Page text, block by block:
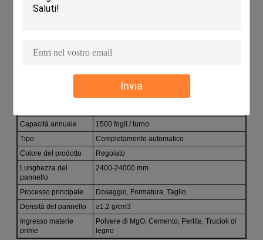
Invia
garantisce alta qualità
Parametri tecnici:
Capacità annuale
1500 fogli / turno
Tipo
Completamente automatico
Colore del prodotto
Regolato
Lunghezza del
pannello
2400-24000 mm
Processo principale
Dosaggio, Formatura, Taglio
Densità del pannello
≥1,2 g/cm3
Ingresso materie
prime
Polvere di MgO, Cemento, Perlite, Trucioli di
legno